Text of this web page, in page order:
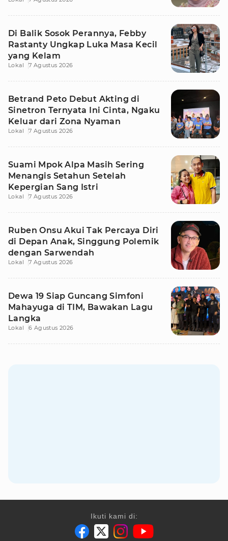
Di Balik Sosok Perannya, Febby
Rastanty Ungkap Luka Masa Kecil
yang Kelam
Lokal 7 Agustus 2026
Betrand Peto Debut Akting di
Sinetron Ternyata Ini Cinta, Ngaku
Keluar dari Zona Nyaman
Lokal 7 Agustus 2026
Suami Mpok Alpa Masih Sering
Menangis Setahun Setelah
Kepergian Sang Istri
Lokal 7 Agustus 2026
Ruben Onsu Akui Tak Percaya Diri
di Depan Anak, Singgung Polemik
dengan Sarwendah
Lokal 7 Agustus 2026
Dewa 19 Siap Guncang Simfoni
Mahayuga di TIM, Bawakan Lagu
Langka
Lokal 6 Agustus 2026
Ikuti kami di: